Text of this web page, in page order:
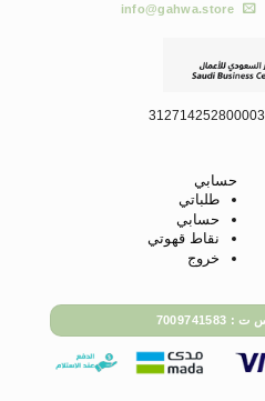
info@gahwa.store
حسابي
طلباتي
حسابي
نقاط قهوتي
خروج